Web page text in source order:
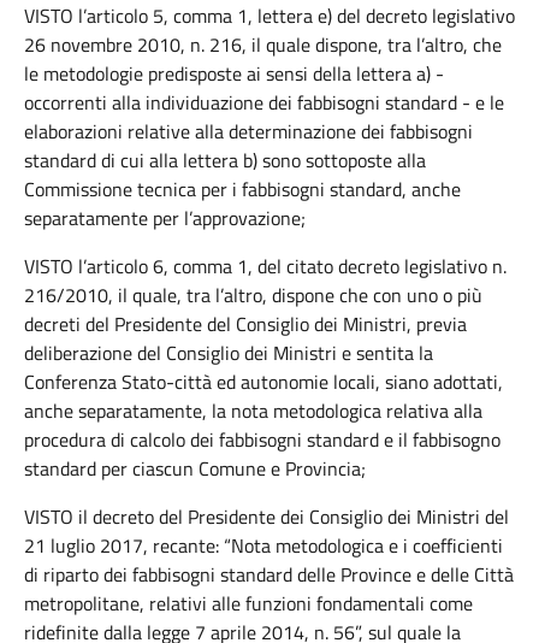
VISTO l’articolo 5, comma 1, lettera e) del decreto legislativo
26 novembre 2010, n. 216, il quale dispone, tra l’altro, che
le metodologie predisposte ai sensi della lettera a) -
occorrenti alla individuazione dei fabbisogni standard - e le
elaborazioni relative alla determinazione dei fabbisogni
standard di cui alla lettera b) sono sottoposte alla
Commissione tecnica per i fabbisogni standard, anche
separatamente per l’approvazione;
VISTO l’articolo 6, comma 1, del citato decreto legislativo n.
216/2010, il quale, tra l’altro, dispone che con uno o più
decreti del Presidente del Consiglio dei Ministri, previa
deliberazione del Consiglio dei Ministri e sentita la
Conferenza Stato-città ed autonomie locali, siano adottati,
anche separatamente, la nota metodologica relativa alla
procedura di calcolo dei fabbisogni standard e il fabbisogno
standard per ciascun Comune e Provincia;
VISTO il decreto del Presidente dei Consiglio dei Ministri del
21 luglio 2017, recante: “Nota metodologica e i coefficienti
di riparto dei fabbisogni standard delle Province e delle Città
metropolitane, relativi alle funzioni fondamentali come
ridefinite dalla legge 7 aprile 2014, n. 56”, sul quale la